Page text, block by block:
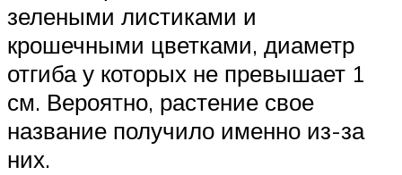
зелеными листиками и
крошечными цветками, диаметр
отгиба у которых не превышает 1
см. Вероятно, растение свое
название получило именно из-за
них.